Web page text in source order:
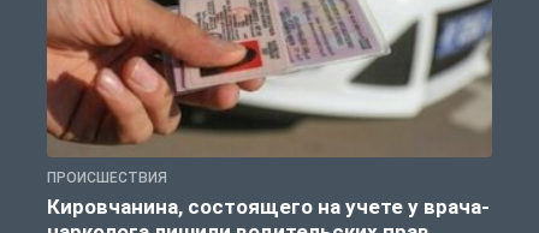
ПРОИСШЕСТВИЯ
Кировчанина, состоящего на учете у врача-